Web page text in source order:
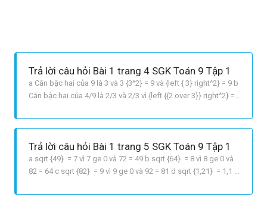
Trả lời câu hỏi Bài 1 trang 4 SGK Toán 9 Tập 1
a Căn bậc hai của 9 là 3 và 3 {3^2} = 9 và {left { 3} right^2} = 9 b
Căn bậc hai của 4/9 là 2/3 và 2/3 vì {left {{2 over 3}} right^2} =
hai của 0,25 là 0,5 và 0,5 vì 0,{5^2} = 0,25 và left { 0,{5^2}} right
Trả lời câu hỏi Bài 1 trang 5 SGK Toán 9 Tập 1
a sqrt {49} = 7 vì 7 ge 0 và 72 = 49 b sqrt {64} = 8 vì 8 ge 0 và
82 = 64 c sqrt {82} = 9 vì 9 ge 0 và 92 = 81 d sqrt {1,21} = 1,1 vì